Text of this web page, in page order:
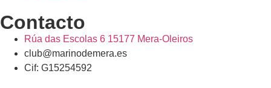
Contacto
Rúa das Escolas 6 15177 Mera-Oleiros
club@marinodemera.es
Cif: G15254592